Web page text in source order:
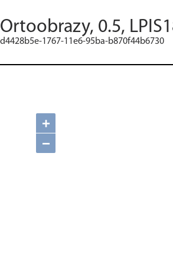
Ortoobrazy, 0.5,
d4428b5e-1767-11e6-95ba-b870f44b6730
+
−